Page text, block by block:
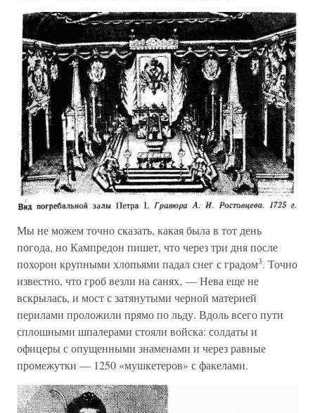
Мы не можем точно сказать, какая была в тот день
погода, но Кампредон пишет, что через три дня после
похорон крупными хлопьями падал снег с градом3. Точно
известно, что гроб везли на санях, — Нева еще не
вскрылась, и мост с затянутыми черной материей
перилами проложили прямо по льду. Вдоль всего пути
сплошными шпалерами стояли войска: солдаты и
офицеры с опущенными знаменами и через равные
промежутки — 1250 «мушкетеров» с факелами.